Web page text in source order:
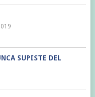
SUPISTE DEL